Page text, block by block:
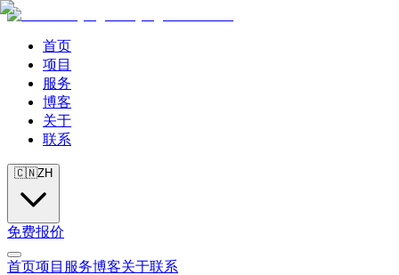
首页
项目
服务
博客
关于
联系
🇨🇳ZH
免费报价
首页项目 服务博客关于联系